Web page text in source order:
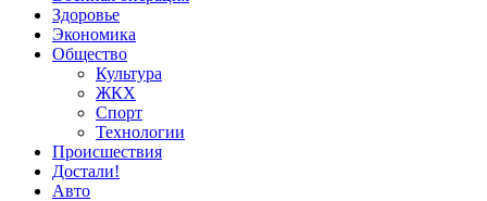
Здоровье
Экономика
Общество
Культура
ЖКХ
Спорт
Технологии
Происшествия
Достали!
Авто